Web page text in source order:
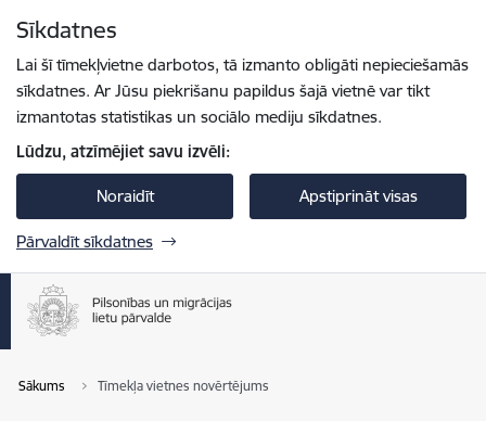
Sīkdatnes
Lai šī tīmekļvietne darbotos, tā izmanto obligāti nepieciešamās
sīkdatnes. Ar Jūsu piekrišanu papildus šajā vietnē var tikt
izmantotas statistikas un sociālo mediju sīkdatnes.
Lūdzu, atzīmējiet savu izvēli:
Noraidīt Apstiprināt visas
Pārvaldīt sīkdatnes
Sākums Tīmekļa vietnes novērtējums